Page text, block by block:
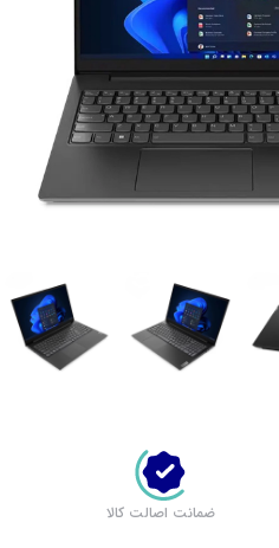
ضمانت اصالت کالا